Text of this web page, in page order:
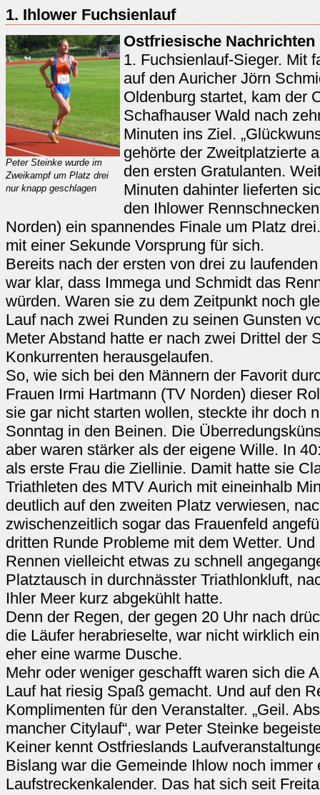
1. Ihlower Fuchsienlauf
Peter Steinke wurde im
Zweikampf um Platz drei
nur knapp geschlagen
Ostfriesische Nachrichten
1. Fuchsienlauf-Sieger. Mit
auf den Auricher Jörn
Oldenburg startet, kam der
Schafhauser Wald nach
Minuten ins Ziel.
gehörte der Zweitplatzierte
den ersten Gratulanten.
Minuten dahinter lieferten
den Ihlower
Norden) ein spannendes Finale um Platz
mit einer Sekunde Vorsprung für sich.
Bereits nach der ersten von drei zu
war klar, dass Immega und Schmidt das
würden. Waren sie zu dem Zeitpunkt noch
Lauf nach zwei Runden zu seinen Gunsten
Meter Abstand hatte er nach zwei Drittel der
Konkurrenten herausgelaufen.
So, wie sich bei den Männern der Favorit
Frauen Irmi Hartmann (TV Norden) dieser
sie gar nicht starten wollen, steckte ihr doch
Sonntag in den Beinen. Die
aber waren stärker als der eigene Wille. In
als erste Frau die Ziellinie. Damit hatte sie
Triathleten des MTV Aurich mit eineinhalb
deutlich auf den zweiten Platz verwiesen,
zwischenzeitlich sogar das Frauenfeld
dritten Runde Probleme mit dem Wetter.
Rennen vielleicht etwas zu schnell
Platztausch in durchnässter Triathlonkluft,
Ihler Meer kurz abgekühlt hatte.
Denn der Regen, der gegen 20 Uhr nach
die Läufer herabrieselte, war nicht wirklich
eher eine warme Dusche.
Mehr oder weniger geschafft waren sich die
Lauf hat riesig Spaß gemacht. Und auf den
Komplimenten für den Veranstalter. „Geil.
mancher Citylauf“, war Peter Steinke
Keiner kennt Ostfrieslands
Bislang war die Gemeinde Ihlow noch immer
Laufstreckenkalender. Das hat sich seit